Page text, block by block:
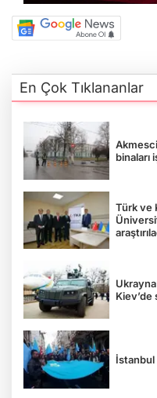
En Çok Tıklananlar
binaları
Türk ve
İstanbul